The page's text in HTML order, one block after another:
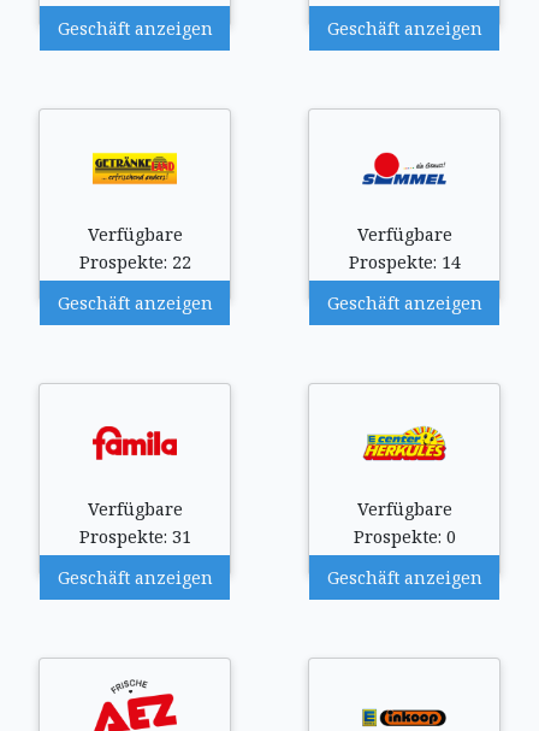
Geschäft anzeigen Geschäft anzeigen
Verfügbare
Prospekte: 22
Geschäft anzeigen
Verfügbare
Prospekte: 14
Geschäft anzeigen
Verfügbare
Prospekte: 31
Geschäft anzeigen
Verfügbare
Prospekte: 0
Geschäft anzeigen